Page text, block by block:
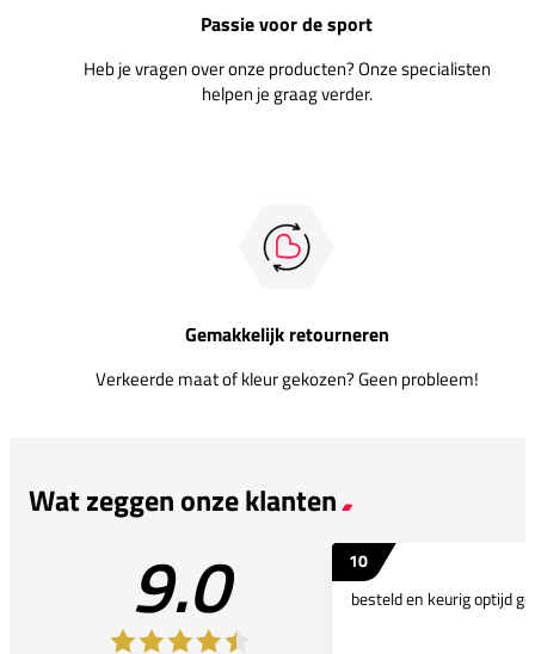
Passie voor de sport
Heb je vragen over onze producten? Onze specialisten
helpen je graag verder.
Gemakkelijk retourneren
Verkeerde maat of kleur gekozen? Geen probleem!
Wat zeggen onze klanten
9.0
10
besteld en keurig optijd